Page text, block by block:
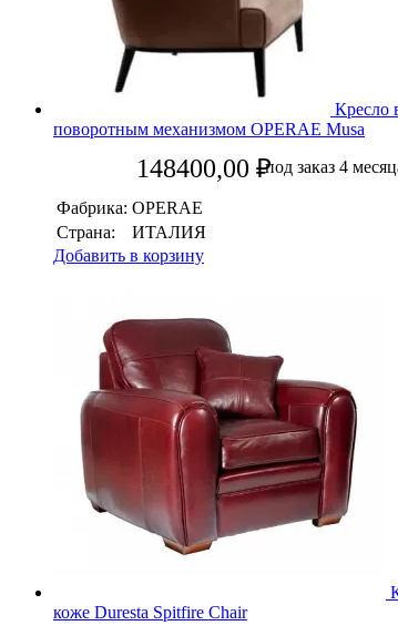
Кресло
поворотным механизмом OPERAE Musa
148400,00₽под заказ 4
Фабрика: OPERAE
Страна:
ИТАЛИЯ
Добавить в корзину
коже Duresta Spitfire Chair